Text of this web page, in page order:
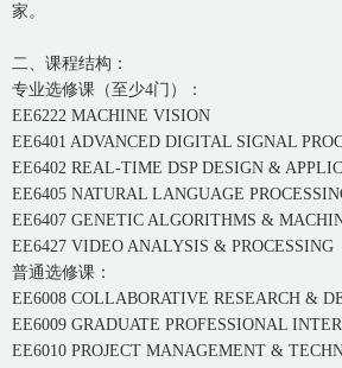
家。
二、课程结构：
专业选修课（至少4门）：
EE6222 MACHINE VISION
EE6401 ADVANCED DIGITAL SIGNAL
EE6402 REAL-TIME DSP DESIGN &
EE6405 NATURAL LANGUAGE
EE6407 GENETIC ALGORITHMS &
EE6427 VIDEO ANALYSIS & PROCESSING
普通选修课：
EE6008 COLLABORATIVE RESEARCH &
EE6009 GRADUATE PROFESSIONAL
EE6010 PROJECT MANAGEMENT &